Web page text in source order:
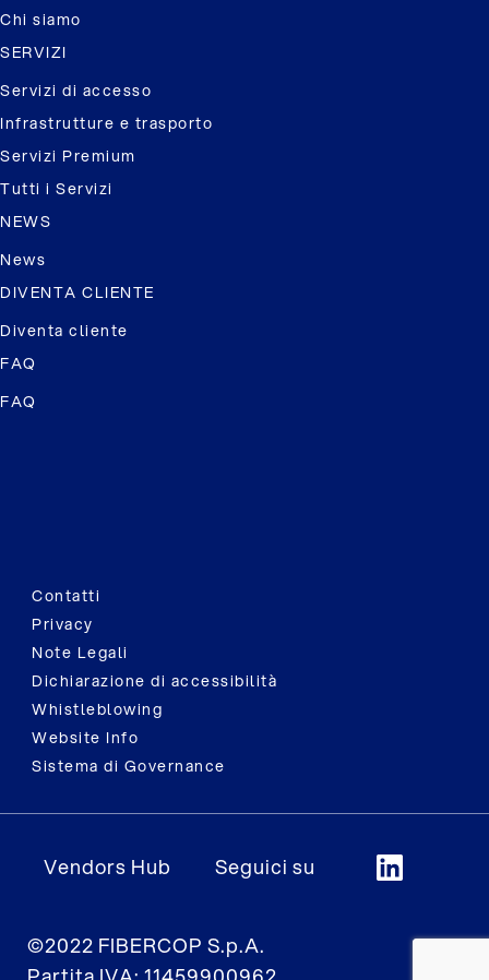
Chi siamo
SERVIZI
Servizi di accesso
Infrastrutture e trasporto
Servizi Premium
Tutti i Servizi
NEWS
News
DIVENTA CLIENTE
Diventa cliente
FAQ
FAQ
Contatti
Privacy
Note Legali
Dichiarazione di accessibilità
Whistleblowing
Website Info
Sistema di Governance
Vendors Hub Seguici su
©2022 FIBERCOP S.p.A.